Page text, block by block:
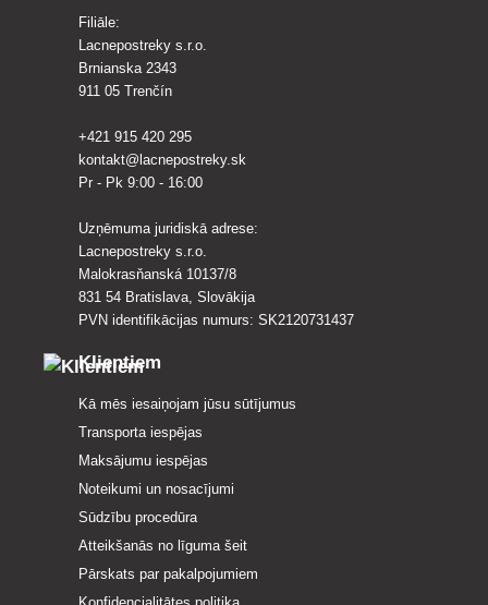
Filiāle:
Lacnepostreky s.r.o.
Brnianska 2343
911 05 Trenčín
+421 915 420 295
kontakt@lacnepostreky.sk
Pr - Pk 9:00 - 16:00
Uzņēmuma juridiskā adrese:
Lacnepostreky s.r.o.
Malokrasňanská 10137/8
831 54 Bratislava, Slovākija
PVN identifikācijas numurs: SK2120731437
Klientiem
Kā mēs iesaiņojam jūsu sūtījumus
Transporta iespējas
Maksājumu iespējas
Noteikumi un nosacījumi
Sūdzību procedūra
Atteikšanās no līguma šeit
Pārskats par pakalpojumiem